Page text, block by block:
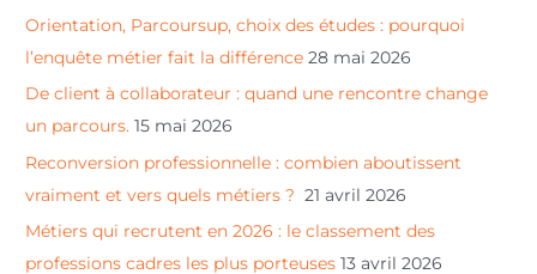
r
:
Orientation, Parcoursup, choix des études : pourquoi
l’enquête métier fait la différence 28 mai 2026
De client à collaborateur : quand une rencontre change
un parcours. 15 mai 2026
Reconversion professionnelle : combien aboutissent
vraiment et vers quels métiers ? 21 avril 2026
Métiers qui recrutent en 2026 : le classement des
professions cadres les plus porteuses 13 avril 2026